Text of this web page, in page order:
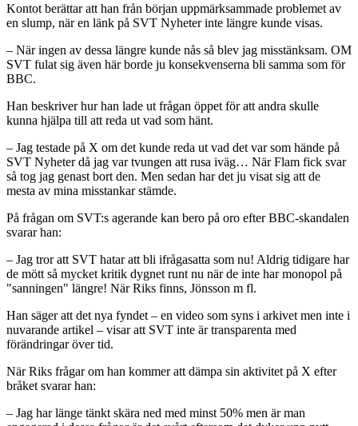
Kontot berättar att han från början uppmärksammade problemet av
en slump, när en länk på SVT Nyheter inte längre kunde visas.
– När ingen av dessa längre kunde nås så blev jag misstänksam. OM
SVT fulat sig även här borde ju konsekvenserna bli samma som för
BBC.
Han beskriver hur han lade ut frågan öppet för att andra skulle
kunna hjälpa till att reda ut vad som hänt.
– Jag testade på X om det kunde reda ut vad det var som hände på
SVT Nyheter då jag var tvungen att rusa iväg… När Flam fick svar
så tog jag genast bort den. Men sedan har det ju visat sig att de
mesta av mina misstankar stämde.
På frågan om SVT:s agerande kan bero på oro efter BBC-skandalen
svarar han:
– Jag tror att SVT hatar att bli ifrågasatta som nu! Aldrig tidigare har
de mött så mycket kritik dygnet runt nu när de inte har monopol på
"sanningen" längre! När Riks finns, Jönsson m fl.
Han säger att det nya fyndet – en video som syns i arkivet men inte i
nuvarande artikel – visar att SVT inte är transparenta med
förändringar över tid.
När Riks frågar om han kommer att dämpa sin aktivitet på X efter
bråket svarar han:
– Jag har länge tänkt skära ned med minst 50% men är man